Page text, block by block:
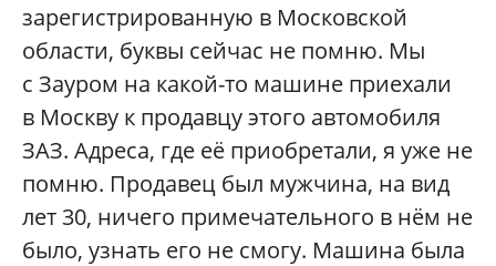
зарегистрированную в Московской
области, буквы сейчас не помню. Мы
с Зауром на какой-то машине приехали
в Москву к продавцу этого автомобиля
ЗАЗ. Адреса, где её приобретали, я уже не
помню. Продавец был мужчина, на вид
лет 30, ничего примечательного в нём не
было, узнать его не смогу. Машина была